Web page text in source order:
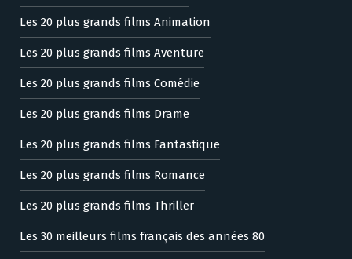
Les 20 plus grands films Animation
Les 20 plus grands films Aventure
Les 20 plus grands films Comédie
Les 20 plus grands films Drame
Les 20 plus grands films Fantastique
Les 20 plus grands films Romance
Les 20 plus grands films Thriller
Les 30 meilleurs films français des années 80